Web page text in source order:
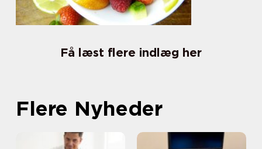
Få læst flere indlæg her
Flere Nyheder